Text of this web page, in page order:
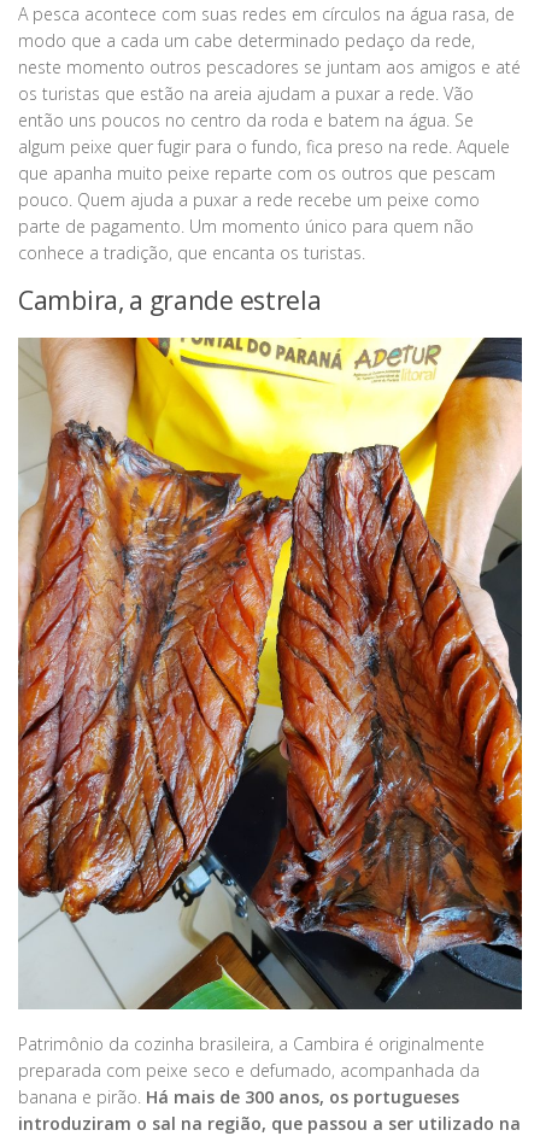
A pesca acontece com suas redes em círculos na água rasa, de
modo que a cada um cabe determinado pedaço da rede,
neste momento outros pescadores se juntam aos amigos e até
os turistas que estão na areia ajudam a puxar a rede. Vão
então uns poucos no centro da roda e batem na água. Se
algum peixe quer fugir para o fundo, fica preso na rede. Aquele
que apanha muito peixe reparte com os outros que pescam
pouco. Quem ajuda a puxar a rede recebe um peixe como
parte de pagamento. Um momento único para quem não
conhece a tradição, que encanta os turistas.
Cambira, a grande estrela
Patrimônio da cozinha brasileira, a Cambira é originalmente
preparada com peixe seco e defumado, acompanhada da
banana e pirão. Há mais de 300 anos, os portugueses
introduziram o sal na região, que passou a ser utilizado na